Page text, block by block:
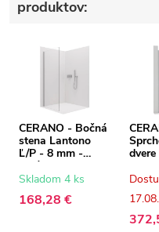
produktov:
CERANO - Bočná
stena Lantono
Ľ/P - 8 mm -
chróm,
transparentné
Skladom 4 ks
168,28 €
Close
sklo -
cm